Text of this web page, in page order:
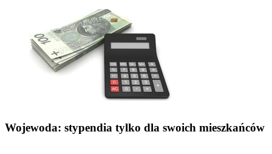
Wojewoda: stypendia tylko dla swoich mieszkańców